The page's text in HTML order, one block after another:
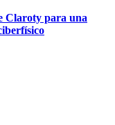
Claroty para una